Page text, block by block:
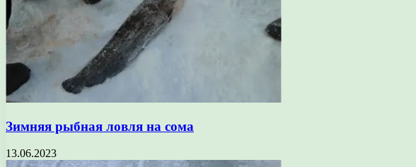
Зимняя рыбная ловля на сома
13.06.2023